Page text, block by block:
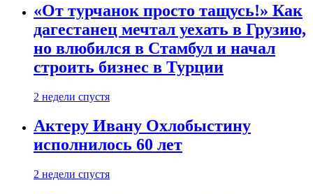
«От турчанок просто тащусь!» Как
дагестанец мечтал уехать в Грузию,
но влюбился в Стамбул и начал
строить бизнес в Турции
2 недели спустя
Актеру Ивану Охлобыстину
исполнилось 60 лет
2 недели спустя